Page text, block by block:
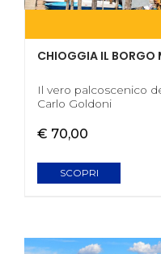
CHIOGGIA IL BORGO
Il vero palcoscenico
Carlo Goldoni
€ 70,00
SCOPRI